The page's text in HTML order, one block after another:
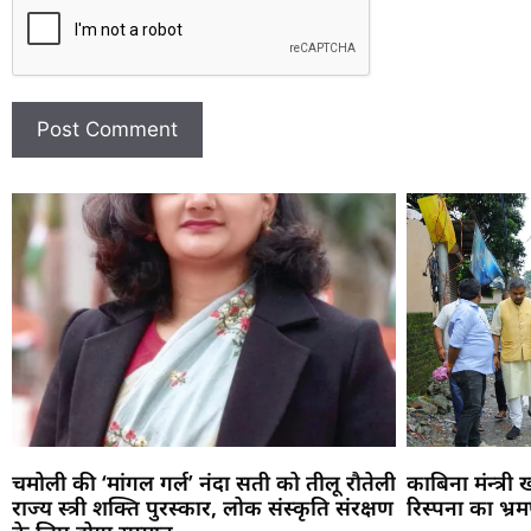
चमोली की ‘मांगल गर्ल’ नंदा सती को तीलू रौतेली
राज्य स्त्री शक्ति पुरस्कार, लोक संस्कृति संरक्षण
काबिना
रिस्पना का